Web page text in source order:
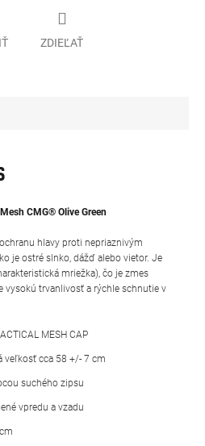
ZDIEĽAŤ
CMG® Olive Green
hlavy proti nepriaznivým
je ostré slnko, dážď alebo vietor. Je
mriežka), čo je zmes
vysokú trvanlivosť a rýchle schnutie v
MESH CAP
veľkosť cca 58 +/- 7 cm
suchého zipsu
vpredu a vzadu